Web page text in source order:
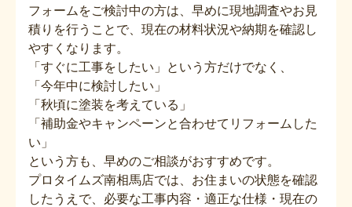
フォームをご検討中の方は、早めに現地調査やお見
積りを行うことで、現在の材料状況や納期を確認し
やすくなります。
「すぐに工事をしたい」という方だけでなく、
「今年中に検討したい」
「秋頃に塗装を考えている」
「補助金やキャンペーンと合わせてリフォームした
い」
という方も、早めのご相談がおすすめです。
プロタイムズ南相馬店では、お住まいの状態を確認
したうえで、必要な工事内容・適正な仕様・現在の